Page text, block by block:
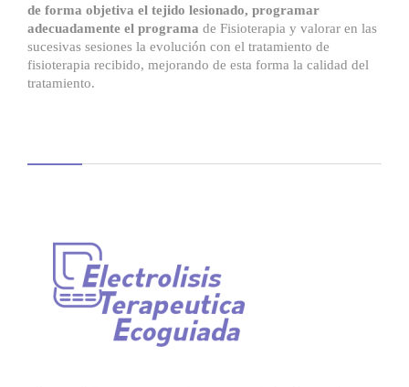
de forma objetiva el tejido lesionado, programar
adecuadamente el programa de Fisioterapia y valorar en las
sucesivas sesiones la evolución con el tratamiento de
fisioterapia recibido, mejorando de esta forma la calidad del
tratamiento.